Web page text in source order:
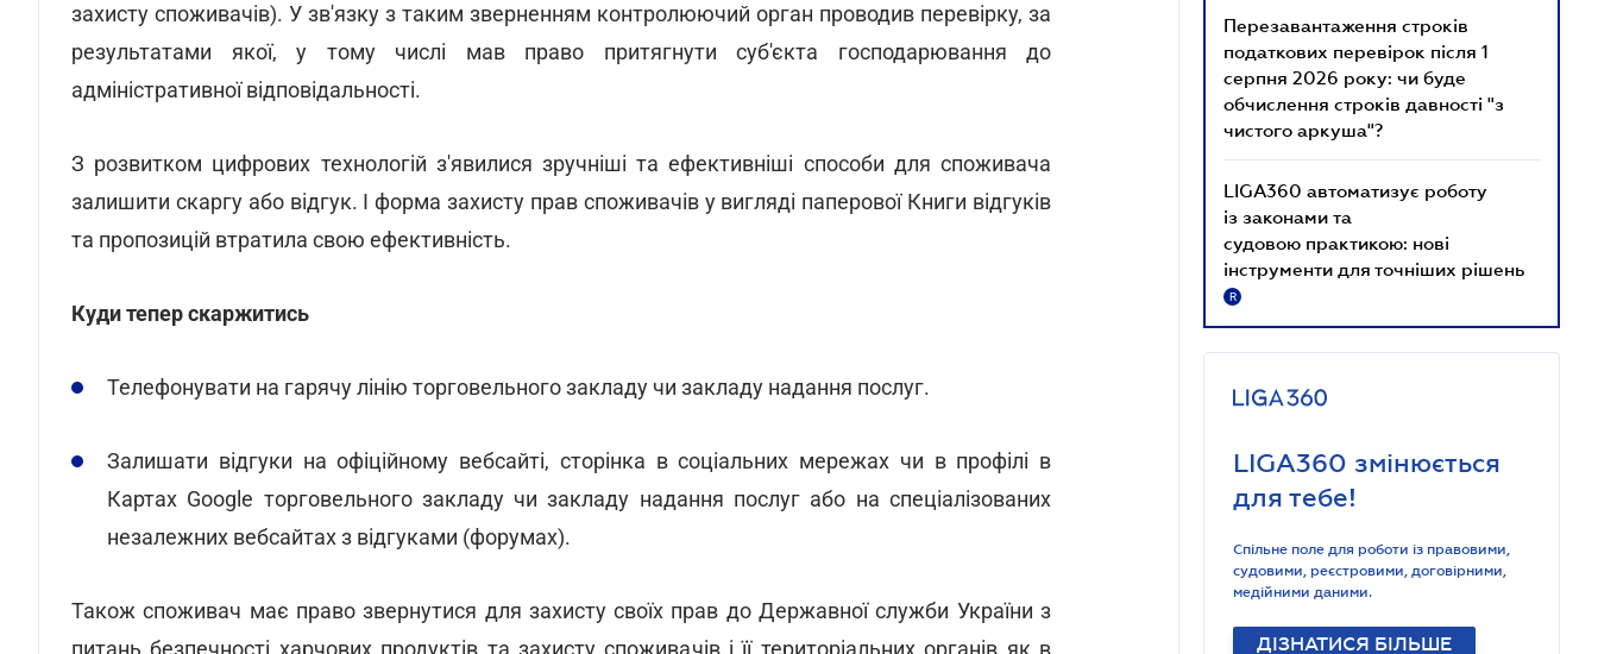
захисту споживачів). У зв'язку з таким зверненням контролюючий орган проводив перевірку, за
результатами якої, у тому числі мав право притягнути суб'єкта господарювання до
адміністративної відповідальності.
З розвитком цифрових технологій з'явилися зручніші та ефективніші способи для споживача
залишити скаргу або відгук. І форма захисту прав споживачів у вигляді паперової Книги відгуків
та пропозицій втратила свою ефективність.
Куди тепер скаржитись
Телефонувати на гарячу лінію торговельного закладу чи закладу надання послуг.
Залишати відгуки на офіційному вебсайті, сторінка в соціальних мережах чи в профілі в
Картах Google торговельного закладу чи закладу надання послуг або на спеціалізованих
незалежних вебсайтах з відгуками (форумах).
Також споживач має право звернутися для захисту своїх прав до Державної служби України з
питань безпечності харчових продуктів та захисту споживачів і її територіальних органів як в
Перезавантаження строків
податкових перевірок після 1
серпня 2026 року: чи буде
обчислення строків давності "з
чистого аркуша"?
LIGA360 автоматизує роботу
із законами та
судовою практикою: нові
інструменти для точніших рішень
R
LIGA360 змінюється
для тебе!
Спільне поле для роботи із правовими,
судовими, реєстровими, договірними,
медійними даними.
ДІЗНАТИСЯ БІЛЬШЕ